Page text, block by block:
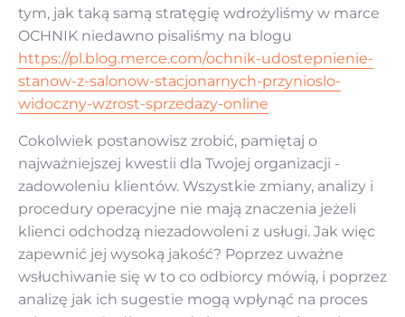
tym, jak taką samą stratęgię wdrożyliśmy w marce
OCHNIK niedawno pisaliśmy na blogu
https://pl.blog.merce.com/ochnik-udostepnienie-
stanow-z-salonow-stacjonarnych-przynioslo-
widoczny-wzrost-sprzedazy-online
Cokolwiek postanowisz zrobić, pamiętaj o
najważniejszej kwestii dla Twojej organizacji -
zadowoleniu klientów. Wszystkie zmiany, analizy i
procedury operacyjne nie mają znaczenia jeżeli
klienci odchodzą niezadowoleni z usługi. Jak więc
zapewnić jej wysoką jakość? Poprzez uważne
wsłuchiwanie się w to co odbiorcy mówią, i poprzez
analizę jak ich sugestie mogą wpłynąć na proces